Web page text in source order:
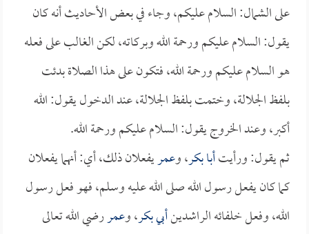
على الشمال: السلام عليكم، وجاء في بعض الأحاديث أنه كان
يقول: السلام عليكم ورحمة الله وبركاته، لكن الغالب على فعله
هو السلام عليكم ورحمة الله، فتكون على هذا الصلاة بدئت
بلفظ الجلالة، وختمت بلفظ الجلالة، عند الدخول يقول: الله
أكبر، وعند الخروج يقول: السلام عليكم ورحمة الله.
ثم يقول: ورأيتأبا بكر، وعمريفعلان ذلك، أي: أنهما يفعلان
كما كان يفعل رسول الله صلى الله عليه وسلم، فهو فعل رسول
الله، وفعل خلفائه الراشدينأبي بكر، وعمررضي الله تعالى